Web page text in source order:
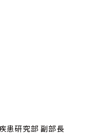
患研究部 副部長